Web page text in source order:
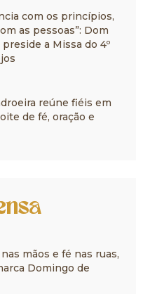
com os princípios,
as pessoas”: Dom
preside a Missa do 4º
reúne fiéis em
de fé, oração e
mãos e fé nas ruas,
Domingo de